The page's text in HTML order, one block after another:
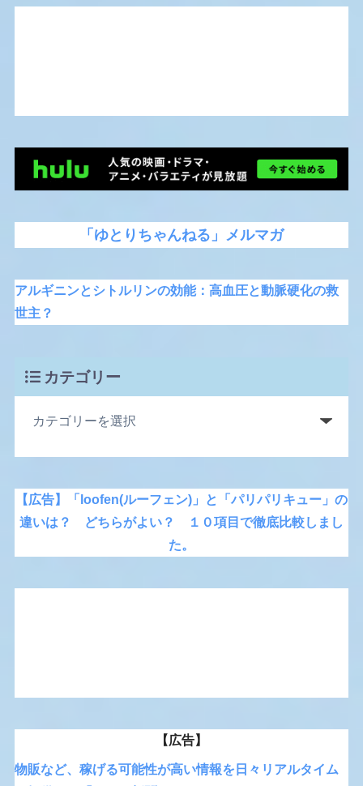
「ゆとりちゃんねる」メルマガ
アルギニンとシトルリンの効能：高血圧と動脈硬化の救
世主？
カテゴリー
【広告】「loofen(ルーフェン)」と「パリパリキュー」の
違いは？ どちらがよい？ １０項目で徹底比較しまし
た。
【広告】
物販など、稼げる可能性が高い情報を日々リアルタイム